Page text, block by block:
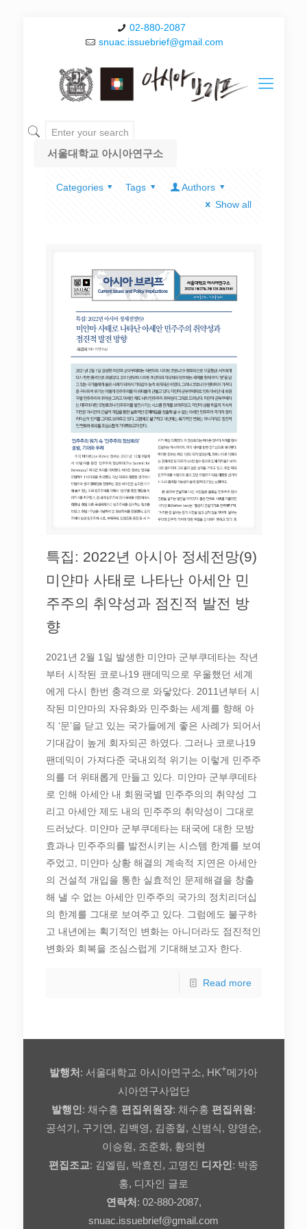
02-880-2087
snuac.issuebrief@gmail.com
서울대학교 아시아연구소
Categories Tags
Authors
Show all
특집: 2022년 아시아 정세전망(9)
미얀마 사태로 나타난 아세안 민
주주의 취약성과 점진적 발전 방
향
2021년 2월 1일 발생한 미얀마 군부쿠데타는 작년
부터 시작된 코로나19 팬데믹으로 우울했던 세계
에게 다시 한번 충격으로 와닿았다. 2011년부터 시
작된 미얀마의 자유화와 민주화는 세계를 향해 아
직 ‘문’을 닫고 있는 국가들에게 좋은 사례가 되어서
기대감이 높게 회자되곤 하였다. 그러나 코로나19
팬데믹이 가져다준 국내외적 위기는 이렇게 민주주
의를 더 위태롭게 만들고 있다. 미얀마 군부쿠데타
로 인해 아세안 내 회원국별 민주주의의 취약성 그
리고 아세안 제도 내의 민주주의 취약성이 그대로
드러났다. 미얀마 군부쿠데타는 태국에 대한 모방
효과나 민주주의를 발전시키는 시스템 한계를 보여
주었고, 미얀마 상황 해결의 계속적 지연은 아세안
의 건설적 개입을 통한 실효적인 문제해결을 창출
해 낼 수 없는 아세안 민주주의 국가의 정치리더십
의 한계를 그대로 보여주고 있다. 그럼에도 불구하
고 내년에는 획기적인 변화는 아니더라도 점진적인
변화와 회복을 조심스럽게 기대해보고자 한다.
Read more
발행처 : 서울대학교 아시아연구소, HK+메가아
시아연구사업단
발행인 : 채수홍 편집위원장: 채수홍 편집위원 :
공석기, 구기연, 김백영, 김종철, 신범식, 양영순,
이승원, 조준화, 황의현
편집조교: 김엘림, 박효진, 고명진 디자인 : 박종
홍, 디자인 글로
연락처 : 02-880-2087,
snuac.issuebrief@gmail.com